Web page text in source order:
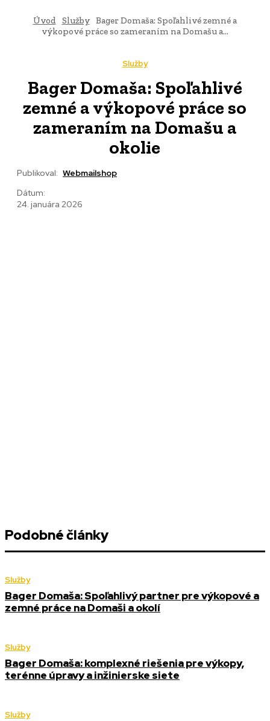
Úvod Služby Bager Domaša: Spoľahlivé zemné a
výkopové práce so zameraním na Domašu a...
Služby
Bager Domaša: Spoľahlivé
zemné a výkopové práce so
zameraním na Domašu a
okolie
Publikoval: Webmailshop
Dátum:
24. januára 2026
Podobné články
Služby
Bager Domaša: Spoľahlivý partner pre výkopové a
zemné práce na Domaši a okolí
Služby
Bager Domaša: komplexné riešenia pre výkopy,
terénne úpravy a inžinierske siete
Služby